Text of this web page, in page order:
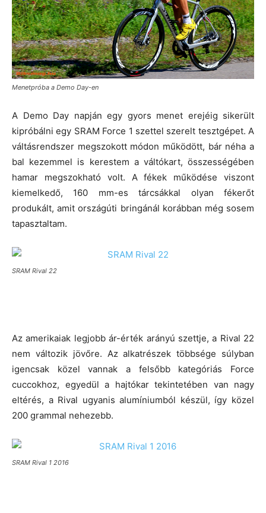
Menetpróba a Demo Day-en
A Demo Day napján egy gyors menet erejéig sikerült
kipróbálni egy SRAM Force 1 szettel szerelt tesztgépet. A
váltásrendszer megszokott módon működött, bár néha a
bal kezemmel is kerestem a váltókart, összességében
hamar megszokható volt. A fékek működése viszont
kiemelkedő, 160 mm-es tárcsákkal olyan fékerőt
produkált, amit országúti bringánál korábban még sosem
tapasztaltam.
SRAM Rival 22
Az amerikaiak legjobb ár-érték arányú szettje, a Rival 22
nem változik jövőre. Az alkatrészek többsége súlyban
igencsak közel vannak a felsőbb kategóriás Force
cuccokhoz, egyedül a hajtókar tekintetében van nagy
eltérés, a Rival ugyanis alumíniumból készül, így közel
200 grammal nehezebb.
SRAM Rival 1 2016